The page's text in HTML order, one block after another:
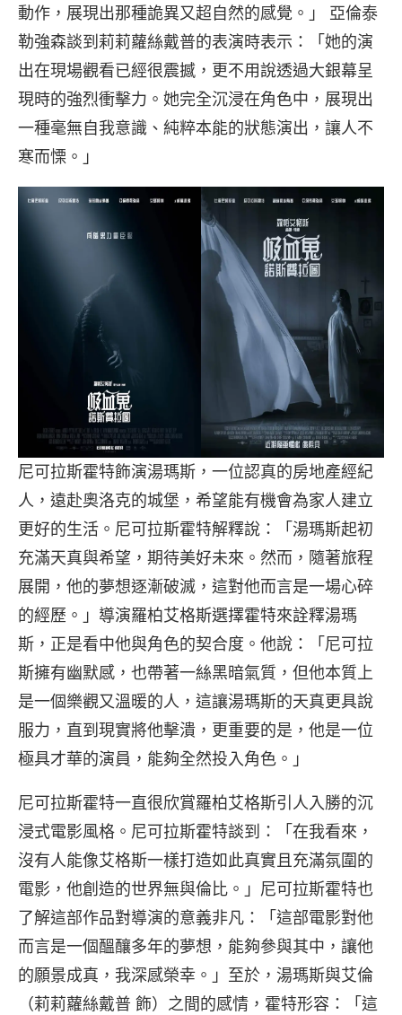
動作，展現出那種詭異又超自然的感覺。」 亞倫泰
勒強森談到莉莉蘿絲戴普的表演時表示：「她的演
出在現場觀看已經很震撼，更不用說透過大銀幕呈
現時的強烈衝擊力。她完全沉浸在角色中，展現出
一種毫無自我意識、純粹本能的狀態演出，讓人不
寒而慄。」
尼可拉斯霍特飾演湯瑪斯，一位認真的房地產經紀
人，遠赴奧洛克的城堡，希望能有機會為家人建立
更好的生活。尼可拉斯霍特解釋說：「湯瑪斯起初
充滿天真與希望，期待美好未來。然而，隨著旅程
展開，他的夢想逐漸破滅，這對他而言是一場心碎
的經歷。」導演羅柏艾格斯選擇霍特來詮釋湯瑪
斯，正是看中他與角色的契合度。他說：「尼可拉
斯擁有幽默感，也帶著一絲黑暗氣質，但他本質上
是一個樂觀又溫暖的人，這讓湯瑪斯的天真更具說
服力，直到現實將他擊潰，更重要的是，他是一位
極具才華的演員，能夠全然投入角色。」
尼可拉斯霍特一直很欣賞羅柏艾格斯引人入勝的沉
浸式電影風格。尼可拉斯霍特談到：「在我看來，
沒有人能像艾格斯一樣打造如此真實且充滿氛圍的
電影，他創造的世界無與倫比。」尼可拉斯霍特也
了解這部作品對導演的意義非凡：「這部電影對他
而言是一個醞釀多年的夢想，能夠參與其中，讓他
的願景成真，我深感榮幸。」至於，湯瑪斯與艾倫
（莉莉蘿絲戴普 飾）之間的感情，霍特形容：「這